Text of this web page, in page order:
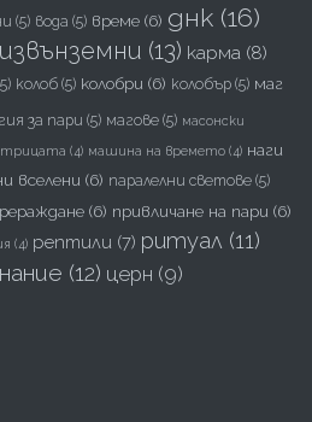
(5) вода (5) време (6) днк (16)
извънземни (13) карма (8)
колоб (5) колобри (6) колобър (5) маг
за пари (5) магове (5) масонски
(4) машина на времето (4) наги
вселени (6) паралелни светове (5)
(6) привличане на пари (6)
(4) рептили (7) ритуал (11)
(12) церн (9)